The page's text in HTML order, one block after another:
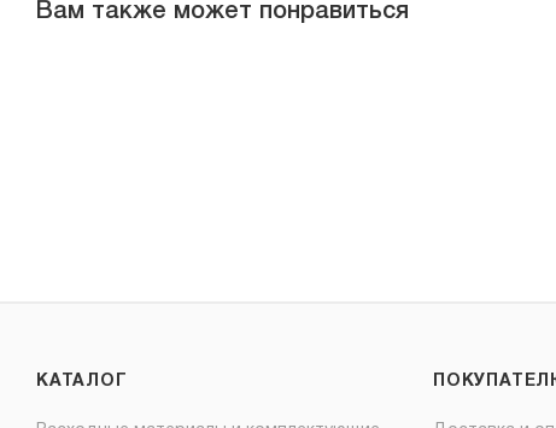
Вам также может понравиться
КАТАЛОГ